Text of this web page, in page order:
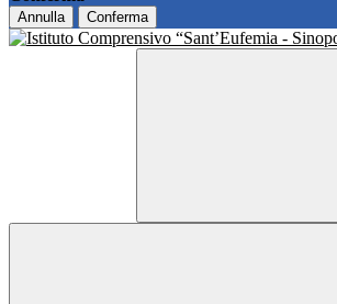
Annulla Conferma